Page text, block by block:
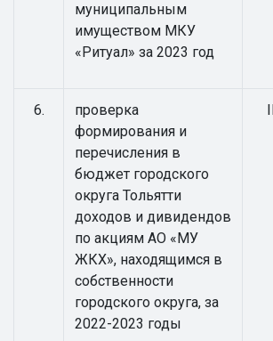
муниципальным
имуществом МКУ
«Ритуал» за 2023 год
6.
проверка
формирования и
перечисления в
бюджет городского
округа Тольятти
доходов и дивидендов
по акциям АО «МУ
ЖКХ», находящимся в
собственности
городского округа, за
2022-2023 годы